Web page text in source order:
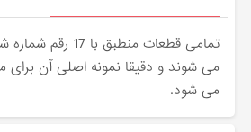
تمامی قطعات منطبق
می شوند و دقیقا نمونه اصلی آن برای
می شود.